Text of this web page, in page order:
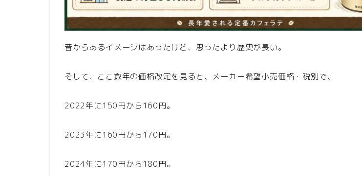
昔からあるイメージはあったけど、思ったより歴史が長い。
そして、ここ数年の価格改定を見ると、メーカー希望小売価格・税別で、
2022年に150円から160円。
2023年に160円から170円。
2024年に170円から180円。